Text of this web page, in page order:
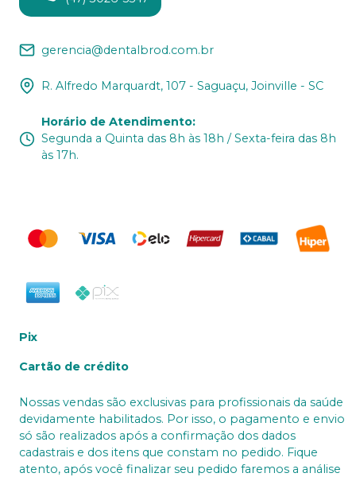
gerencia@dentalbrod.com.br
R. Alfredo Marquardt, 107 - Saguaçu, Joinville - SC
Horário de Atendimento:
Segunda a Quinta das 8h às 18h / Sexta-feira das 8h
às 17h.
Pix
Cartão de crédito
Nossas vendas são exclusivas para profissionais da saúde
devidamente habilitados. Por isso, o pagamento e envio
só são realizados após a confirmação dos dados
cadastrais e dos itens que constam no pedido. Fique
atento, após você finalizar seu pedido faremos a análise